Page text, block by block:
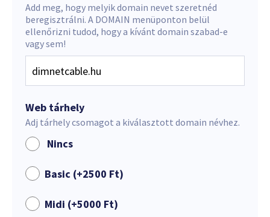
Add meg, hogy melyik domain nevet szeretnéd
beregisztrálni. A DOMAIN menüponton belül
ellenőrizni tudod, hogy a kívánt domain szabad-e
vagy sem!
Web tárhely
Adj tárhely csomagot a kiválasztott domain névhez.
Nincs
Basic (+2500 Ft)
Midi (+5000 Ft)